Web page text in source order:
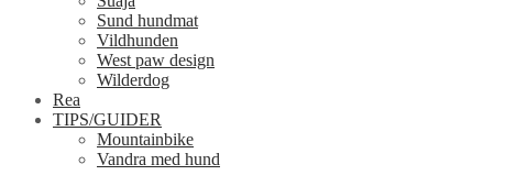
Sund hundmat
Vildhunden
West paw design
Wilderdog
Rea
TIPS/GUIDER
Mountainbike
Vandra med hund